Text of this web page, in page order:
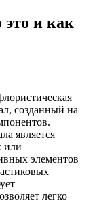
и как
созданный на
является
или
элементов
легко